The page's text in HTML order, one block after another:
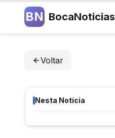
BN BocaNoticias
Voltar
Nesta Notícia